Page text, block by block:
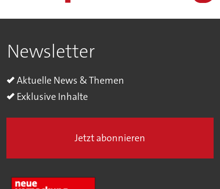
Newsletter
Aktuelle News & Themen
Exklusive Inhalte
Jetzt abonnieren